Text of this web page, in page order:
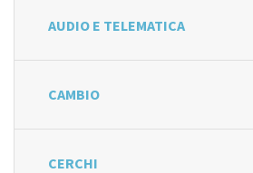
AUDIO E TELEMATICA
CAMBIO
CERCHI